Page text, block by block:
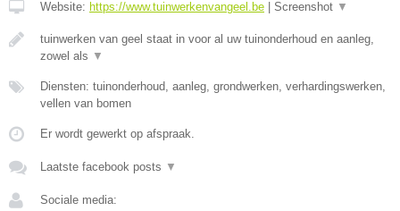
Website: https://www.tuinwerkenvangeel.be Screenshot ▼
tuinwerken van geel staat in voor al uw tuinonderhoud en aanleg,
zowel als ▼
Diensten: tuinonderhoud, aanleg, grondwerken, verhardingswerken,
vellen van bomen
Er wordt gewerkt op afspraak.
Laatste facebook posts ▼
Sociale media: